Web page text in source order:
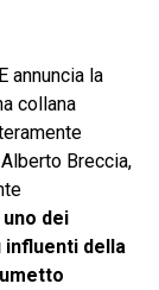
annuncia la
collana
Breccia,
uno dei
influenti della